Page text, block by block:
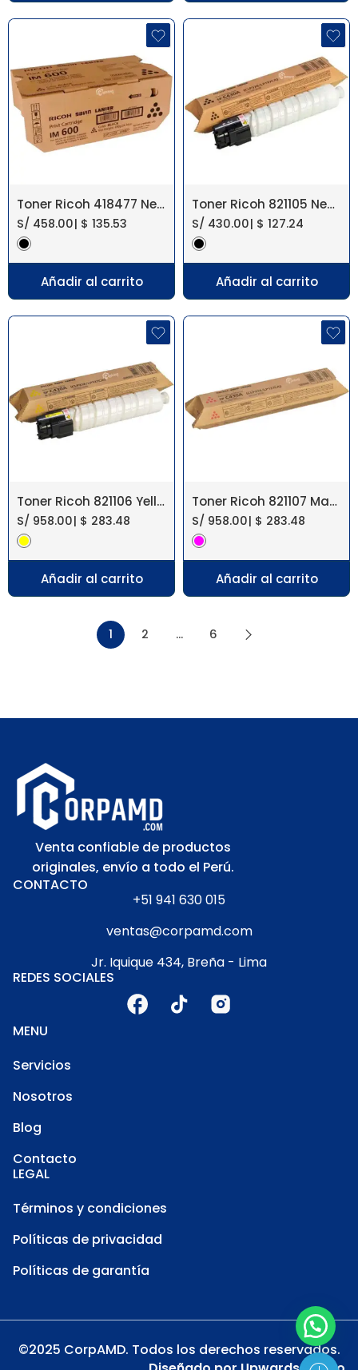
Toner Ricoh 418477 Negro IM 600, IM 550, P 800
S/ 458.00| $ 135.53
Añadir al carrito
Toner Ricoh 821105 Negro Aficio SP C430DN
S/ 430.00| $ 127.24
Añadir al carrito
Toner Ricoh 821106 Yellow Aficio SP C430DN
S/ 958.00| $ 283.48
Añadir al carrito
Toner Ricoh 821107 Magenta Aficio SP C430DN
S/ 958.00| $ 283.48
Añadir al carrito
1 2 … 6
Venta confiable de productos
originales, envío a todo el Perú.
CONTACTO
+51 941 630 015
ventas@corpamd.com
Jr. Iquique 434, Breña - Lima
REDES SOCIALES
MENU
Servicios
Nosotros
Blog
Contacto
LEGAL
Términos y condiciones
Políticas de privacidad
Políticas de garantía
©2025 CorpAMD. Todos los derechos reservados.